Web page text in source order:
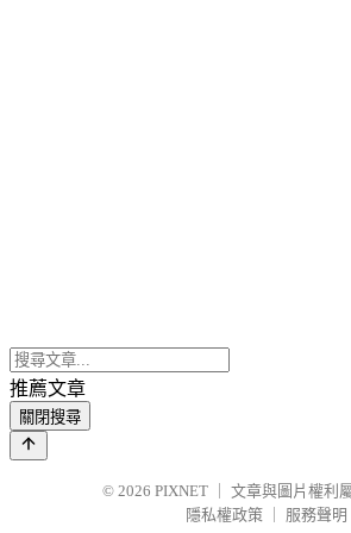
推薦文章
關閉搜尋
© 2026 PIXNET
文章與圖片權利
隱私權政策
服務聲明